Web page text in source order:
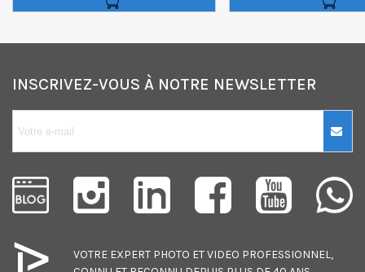
INSCRIVEZ-VOUS À NOTRE NEWSLETTER
VOTRE EXPERT PHOTO ETVIDEO PROFESSIONNEL,
10€ OFFERTS sur
votre premier
achat !
Consultez notre politique de